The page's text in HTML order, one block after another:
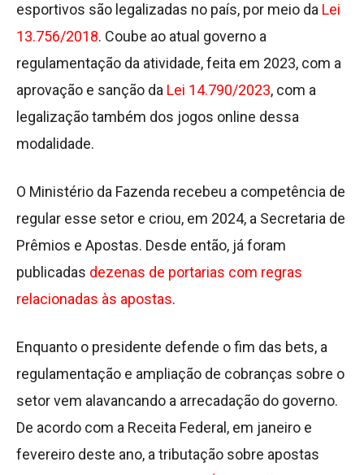
esportivos são legalizadas no país, por meio da Lei
13.756/2018. Coube ao atual governo a
regulamentação da atividade, feita em 2023, com a
aprovação e sanção da Lei 14.790/2023, com a
legalização também dos jogos online dessa
modalidade.
O Ministério da Fazenda recebeu a competência de
regular esse setor e criou, em 2024, a Secretaria de
Prêmios e Apostas. Desde então, já foram
publicadas dezenas de portarias com regras
relacionadas às apostas.
Enquanto o presidente defende o fim das bets, a
regulamentação e ampliação de cobranças sobre o
setor vem alavancando a arrecadação do governo.
De acordo com a Receita Federal, em janeiro e
fevereiro deste ano, a tributação sobre apostas